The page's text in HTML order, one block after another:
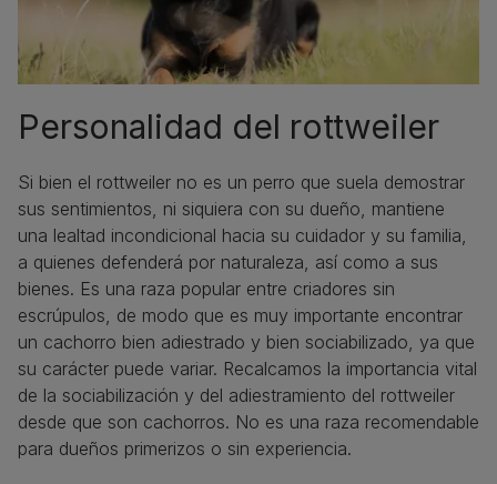
Personalidad del rottweiler
Si bien el rottweiler no es un perro que suela demostrar
sus sentimientos, ni siquiera con su dueño, mantiene
una lealtad incondicional hacia su cuidador y su familia,
a quienes defenderá por naturaleza, así como a sus
bienes. Es una raza popular entre criadores sin
escrúpulos, de modo que es muy importante encontrar
un cachorro bien adiestrado y bien sociabilizado, ya que
su carácter puede variar. Recalcamos la importancia vital
de la sociabilización y del adiestramiento del rottweiler
desde que son cachorros. No es una raza recomendable
para dueños primerizos o sin experiencia.